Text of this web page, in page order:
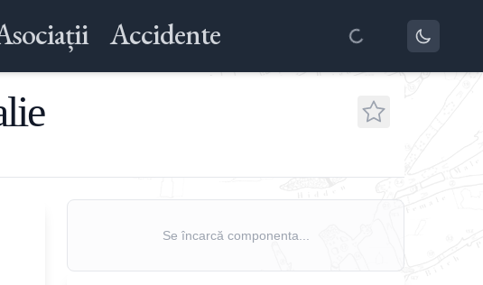
Accidente
Se încarcă componenta...